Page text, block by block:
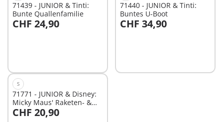
71439 - JUNIOR & Tinti:
Bunte Quallenfamilie
CHF 24,90
In den Warenkorb
71440 - JUNIOR & Tinti:
Buntes U-Boot
CHF 34,90
In den Warenkorb
S
71771 - JUNIOR & Disney:
Micky Maus' Raketen- &
Weltraum-Abenteuer
CHF 20,90
In den Warenkorb